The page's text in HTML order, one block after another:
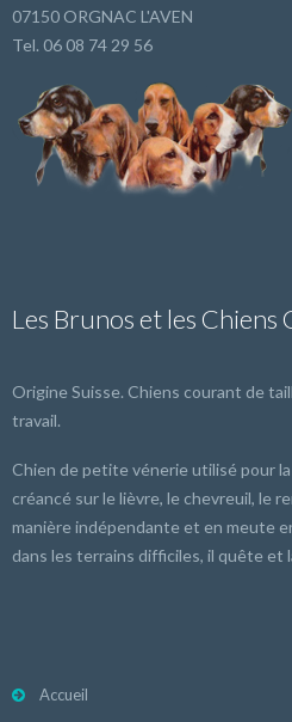
07150 ORGNAC L'AVEN
Tel. 06 08 74 29 56
Les Brunos et les Chiens
Origine Suisse. Chiens courant de
travail.
Chien de petite vénerie utilisé pour
créancé sur le lièvre, le chevreuil, le
manière indépendante et en meute
dans les terrains difficiles, il quête et
Accueil